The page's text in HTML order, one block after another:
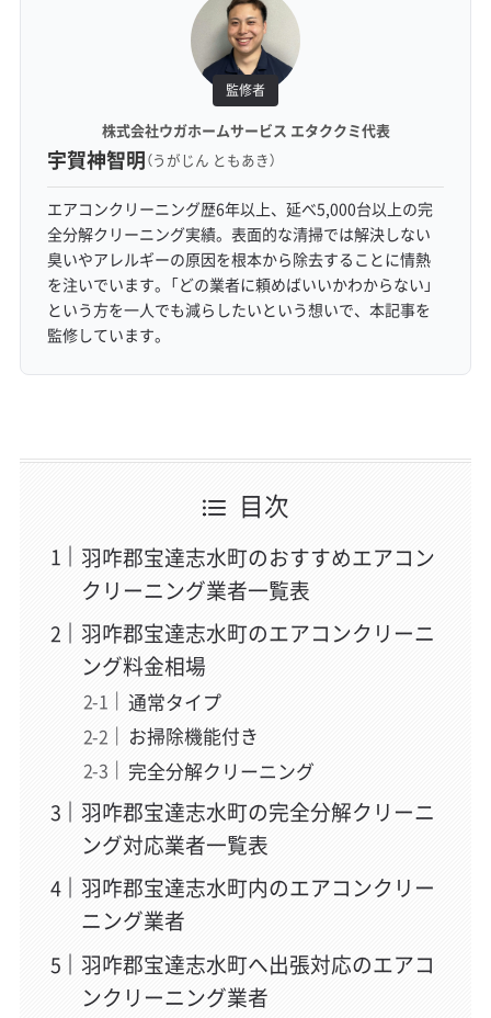
監修者
株式会社ウガホームサービス エタククミ代表
宇賀神智明（うがじん ともあき）
エアコンクリーニング歴6年以上、延べ5,000台以上の完
全分解クリーニング実績。表面的な清掃では解決しない
臭いやアレルギーの原因を根本から除去することに情熱
を注いでいます。「どの業者に頼めばいいかわからない」
という方を一人でも減らしたいという想いで、本記事を
監修しています。
目次
羽咋郡宝達志水町のおすすめエアコン
クリーニング業者一覧表
羽咋郡宝達志水町のエアコンクリーニ
ング料金相場
通常タイプ
お掃除機能付き
完全分解クリーニング
羽咋郡宝達志水町の完全分解クリーニ
ング対応業者一覧表
羽咋郡宝達志水町内のエアコンクリー
ニング業者
羽咋郡宝達志水町へ出張対応のエアコ
ンクリーニング業者